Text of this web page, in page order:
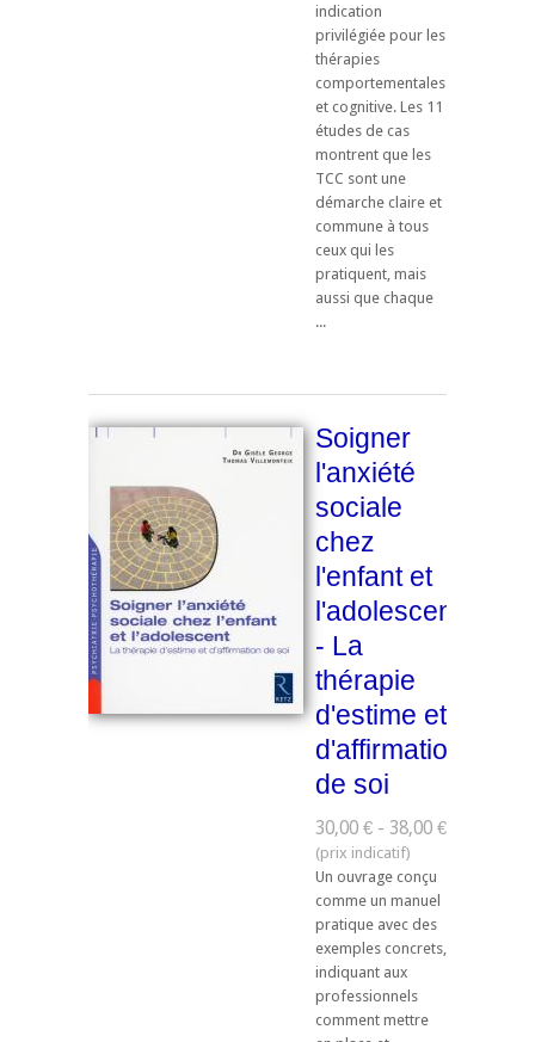
indication
privilégiée pour les
thérapies
comportementales
et cognitive. Les 11
études de cas
montrent que les
TCC sont une
démarche claire et
commune à tous
ceux qui les
pratiquent, mais
aussi que chaque
...
Soigner
l'anxiété
sociale
chez
l'enfant et
l'adolescent
- La
thérapie
d'estime et
d'affirmation
de soi
30,00 € - 38,00 €
Un ouvrage conçu
comme un manuel
pratique avec des
exemples concrets,
indiquant aux
professionnels
comment mettre